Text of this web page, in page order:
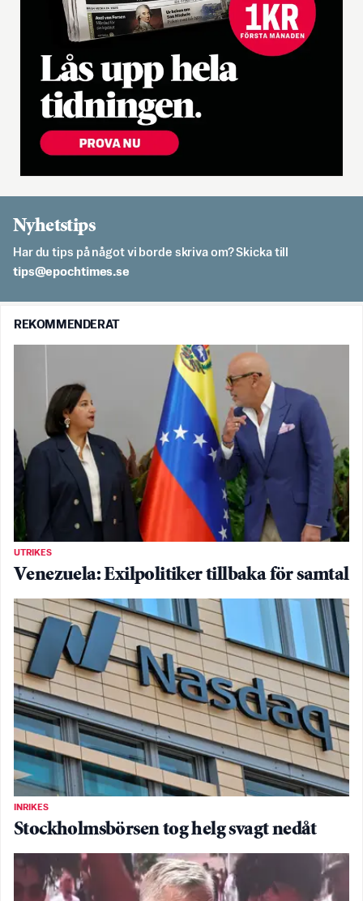
Nyhetstips
Har du tips på något vi borde skriva om? Skicka till
es.semithcope@spit
REKOMMENDERAT
UTRIKES
Venezuela: Exilpolitiker tillbaka för samtal
INRIKES
Stockholmsbörsen tog helg svagt nedåt